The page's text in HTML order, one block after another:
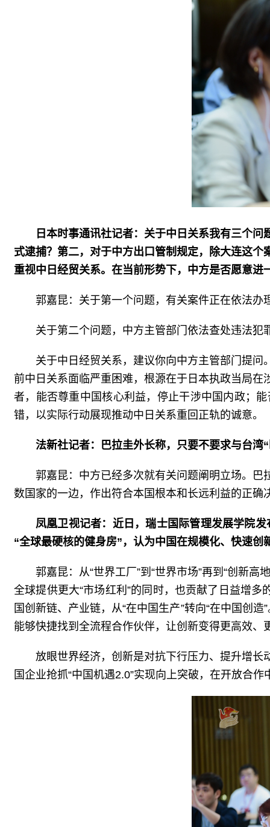
日本时事通讯社记者：关于中日关系我有三个
式逮捕？第二，对于中方出口管制规定，除大连这
重视中日经贸关系。在当前形势下，中方是否愿意
郭嘉昆：关于第一个问题，有关案件正在依法办
关于第二个问题，中方主管部门依法查处违法
关于中日经贸关系，建议你向中方主管部门提
前中日关系面临严重困难，根源在于日本执政当局
者，能否尊重中国核心利益，停止干涉中国内政；
错，以实际行动展现推动中日关系重回正轨的诚意。
法新社记者：巴拉圭外长称，只要不要求与台
郭嘉昆：中方已经多次就有关问题阐明立场。
数国家的一边，作出符合本国根本和长远利益的正确
凤凰卫视记者：近日，瑞士国际管理发展学院
“全球最硬核的健身房”，认为中国在规模化、快速
郭嘉昆：从“世界工厂”到“世界市场”再到“创新
全球提供更大“市场红利”的同时，也贡献了日益增
国创新链、产业链，从“在中国生产”转向“在中国创
能够快捷找到全流程合作伙伴，让创新变得更高效
放眼世界经济，创新是对抗下行压力、提升增
国企业抢抓“中国机遇2.0”实现向上突破，在开放合